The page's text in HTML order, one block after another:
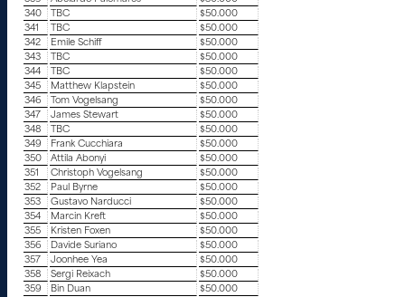
340
TBC
$50.000
341
TBC
$50.000
342
Emile Schiff
$50.000
343
TBC
$50.000
344
TBC
$50.000
345
Matthew Klapstein
$50.000
346
Tom Vogelsang
$50.000
347
James Stewart
$50.000
348
TBC
$50.000
349
Frank Cucchiara
$50.000
350
Attila Abonyi
$50.000
351
Christoph Vogelsang
$50.000
352
Paul Byrne
$50.000
353
Gustavo Narducci
$50.000
354
Marcin Kreft
$50.000
355
Kristen Foxen
$50.000
356
Davide Suriano
$50.000
357
Joonhee Yea
$50.000
358
Sergi Reixach
$50.000
359
Bin Duan
$50.000